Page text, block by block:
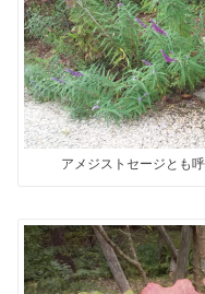
アメジストセージとも